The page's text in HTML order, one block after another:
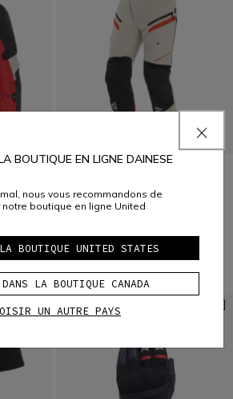
GULLFOSS D-DRY - PANTALON
C$ 499
BOUTIQUE EN LIGNE DAINESE
nous vous recommandons de
boutique en ligne United
BOUTIQUE UNITED STATES
LA BOUTIQUE CANADA
UN AUTRE PAYS